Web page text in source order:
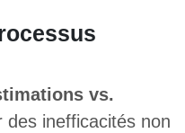
vs.
des inefficacités non